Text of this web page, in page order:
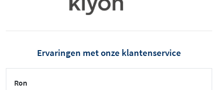
Ervaringen met onze klantenservice
Ron